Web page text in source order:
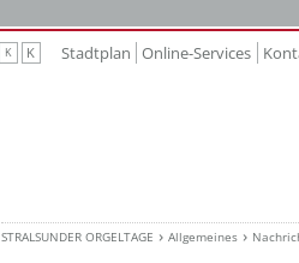
K K Stadtplan Online-Services
STRALSUNDER ORGELTAGE Allgemeines